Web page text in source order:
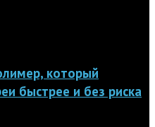
который
быстрее и без риска